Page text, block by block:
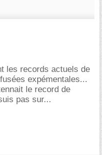
les records actuels de
expémentales...
le record de
pas sur...